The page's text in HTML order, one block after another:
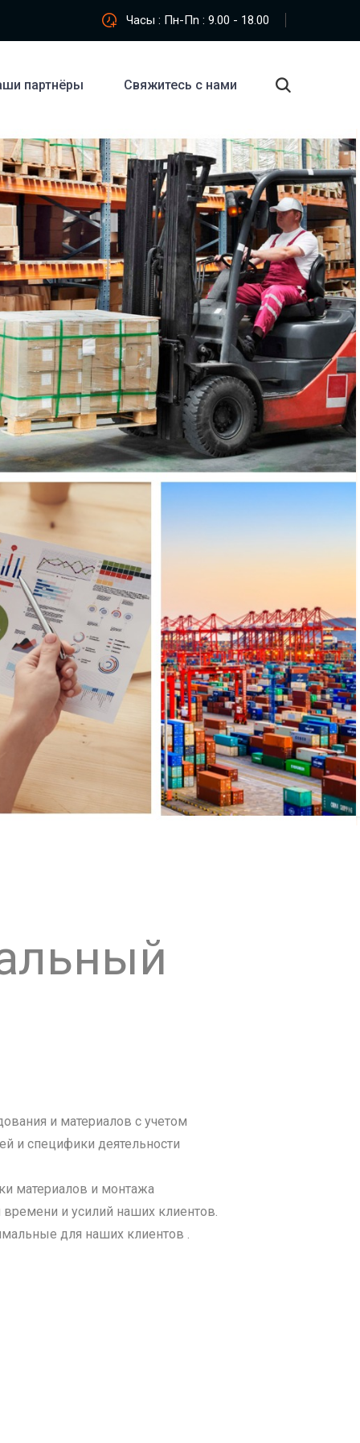
Часы : Пн-Пn : 9.00 - 18.00
партнёры Свяжитесь с нами
и материалов с учетом
и специфики деятельности
материалов и монтажа
и усилий наших клиентов.
для наших клиентов .